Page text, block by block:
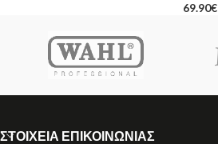
69.90€
ΣΤΟΙΧΕΙΑ ΕΠΙΚΟΙΝΩΝΙΑΣ